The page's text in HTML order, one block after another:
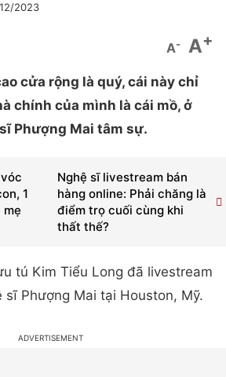
2023
A- A+
cửa rộng là quý, cái này chỉ
chính của mình là cái mồ, ở
Phượng Mai tâm sự.
Nghệ sĩ livestream bán
hàng online: Phải chăng là
điểm trọ cuối cùng khi
thất thế?
1
mẹ
tú Kim Tiểu Long đã livestream
sĩ Phượng Mai tại Houston, Mỹ.